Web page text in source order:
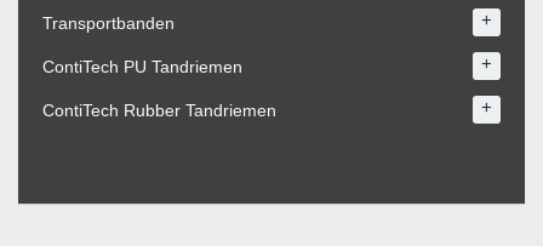
Transportbanden +
ContiTech PU Tandriemen +
ContiTech Rubber Tandriemen +